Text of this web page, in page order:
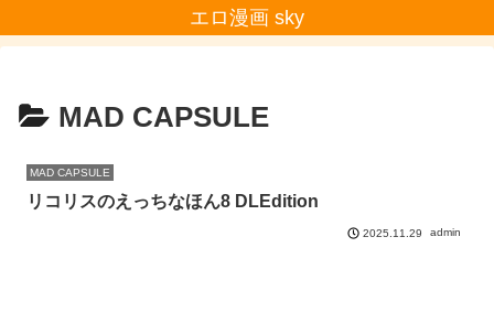
エロ漫画 sky
MAD CAPSULE
MAD CAPSULE
リコリスのえっちなほん8 DLEdition
2025.11.29 admin